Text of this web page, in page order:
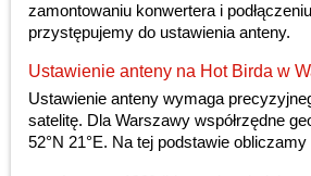
zamontowaniu konwertera i
przystępujemy do ustawienia anteny.
Ustawienie anteny na Hot Birda w
Ustawienie anteny wymaga
satelitę. Dla Warszawy współrzędne
52°N 21°E. Na tej podstawie obliczamy